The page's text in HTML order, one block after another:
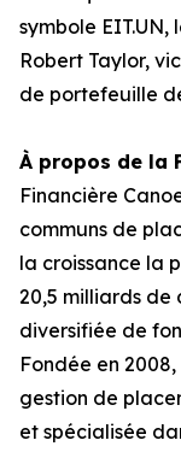
symbole
Robert Taylor,
de portefeuille
À propos de la
Financière
communs de
la croissance la
20,5 milliards de
diversifiée de
Fondée en
gestion de
et spécialisée